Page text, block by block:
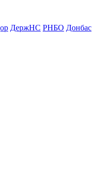
ДержНС РНБО Донбас